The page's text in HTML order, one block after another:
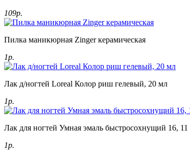
109р.
Пилка маникюрная Zinger керамическая
1р.
Лак д/ногтей Loreal Колор риш гелевый, 20 мл
1р.
Лак для ногтей Умная эмаль быстросохнущий 16,
1р.